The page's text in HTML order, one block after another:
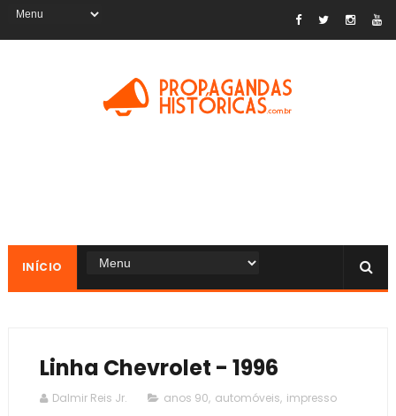
INÍCIO
Linha Chevrolet - 1996
Dalmir Reis Jr. anos 90, automóveis, impresso